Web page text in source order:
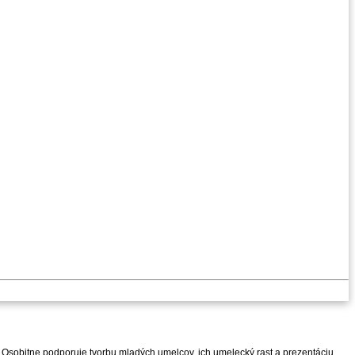
podporuje tvorbu mladých umelcov, ich umelecký rast a prezentáciu.